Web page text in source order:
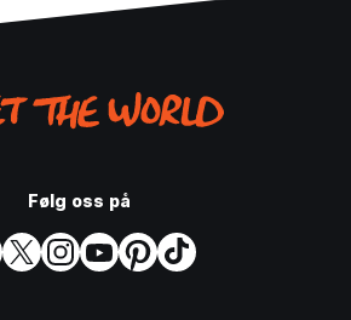
Følg oss på